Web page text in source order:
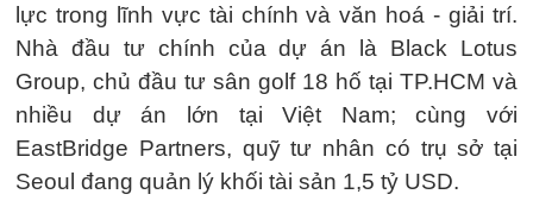
lực trong lĩnh vực tài chính và văn hoá - giải trí.
Nhà đầu tư chính của dự án là Black Lotus
Group, chủ đầu tư sân golf 18 hố tại TP.HCM và
nhiều dự án lớn tại Việt Nam; cùng với
EastBridge Partners, quỹ tư nhân có trụ sở tại
Seoul đang quản lý khối tài sản 1,5 tỷ USD.